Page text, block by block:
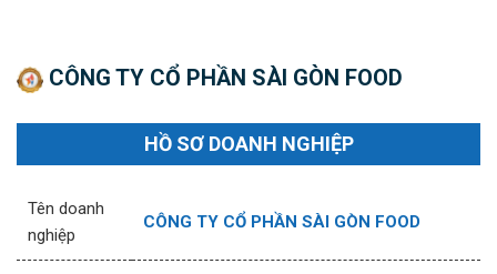
CÔNG TY CỔ PHẦN SÀI GÒN FOOD
HỒ SƠ DOANH NGHIỆP
Tên doanh
nghiệp
CÔNG TY CỔ PHẦN SÀI GÒN FOOD